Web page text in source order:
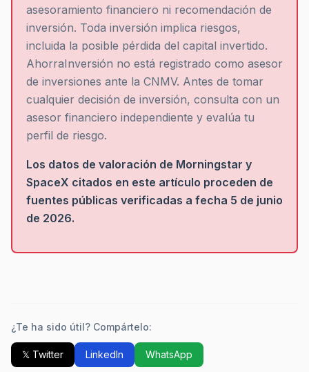
asesoramiento financiero ni recomendación de
inversión. Toda inversión implica riesgos,
incluida la posible pérdida del capital invertido.
AhorraInversión no está registrado como asesor
de inversiones ante la CNMV. Antes de tomar
cualquier decisión de inversión, consulta con un
asesor financiero independiente y evalúa tu
perfil de riesgo.
Los datos de valoración de Morningstar y
SpaceX citados en este artículo proceden de
fuentes públicas verificadas a fecha 5 de junio
de 2026.
¿Te ha sido útil? Compártelo:
𝕏 Twitter LinkedIn WhatsApp